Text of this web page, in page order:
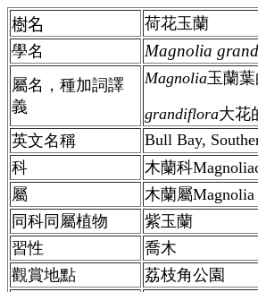
樹名
荷花玉蘭
學名
Magnolia
屬名，種加詞譯
義
Magnolia玉蘭葉
grandiflora大花
英文名稱
Bull Bay,
科
木蘭科
屬
木蘭屬Magnolia
同科同屬植物
紫玉蘭
習性
喬木
觀賞地點
荔枝角公園